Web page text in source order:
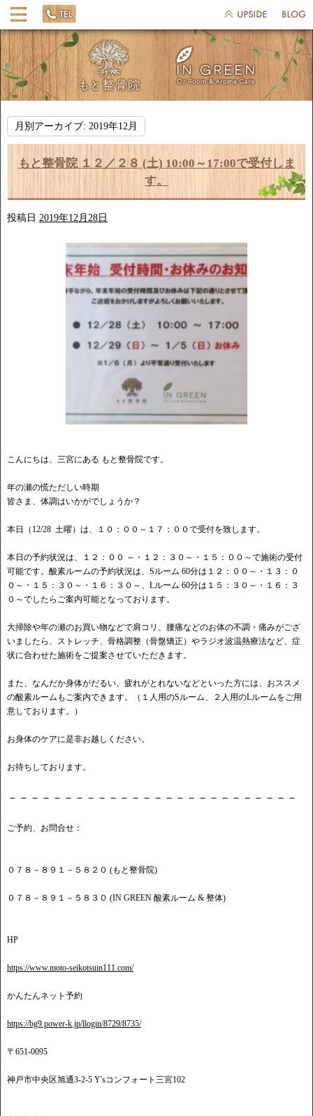
月別アーカイブ: 2019年12月
もと整骨院 １２／２８ (土) 10:00～17:00で受付しま
す。
投稿日 2019年12月28日
こんにちは、三宮にある もと整骨院です。
年の瀬の慌ただしい時期
皆さま、体調はいかがでしょうか？
本日（12/28 土曜）は、１０：００～１７：００で受付を致します。
本日の予約状況は、１２：００ ～・１２：３０～・１５：００～で施術の受付
可能です。酸素ルームの予約状況は、Sルーム 60分は１２：００～・１３：０
０～・１５：３０～・１６：３０～、Lルーム 60分は１５：３０～・１６：３
０～でしたらご案内可能となっております。
大掃除や年の瀬のお買い物などで肩コリ、腰痛などのお体の不調・痛みがござ
いましたら、ストレッチ、骨格調整（骨盤矯正）やラジオ波温熱療法など、症
状に合わせた施術をご提案させていただきます。
また、なんだか身体がだるい、疲れがとれないなどといった方には、おススメ
の酸素ルームもご案内できます。（１人用のSルーム、２人用のLルームをご用
意しております。）
お身体のケアに是非お越しください。
お待ちしております。
－－－－－－－－－－－－－－－－－－－－－－－－－－
ご予約、お問合せ：
０７８－８９１－５８２０ (もと整骨院)
０７８－８９１－５８３０ (IN GREEN 酸素ルーム & 整体)
HP
https://www.moto-seikotsuin111.com/
かんたんネット予約
https://bg9.power-k.jp/llogin/8729/8735/
〒651-0095
神戸市中央区旭通3-2-5 Y'sコンフォート三宮102